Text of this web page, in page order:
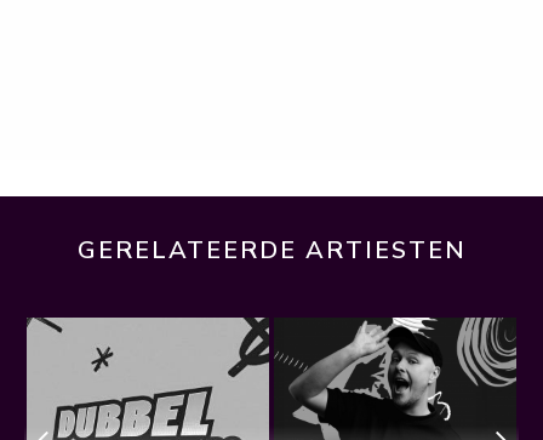
GERELATEERDE ARTIESTEN